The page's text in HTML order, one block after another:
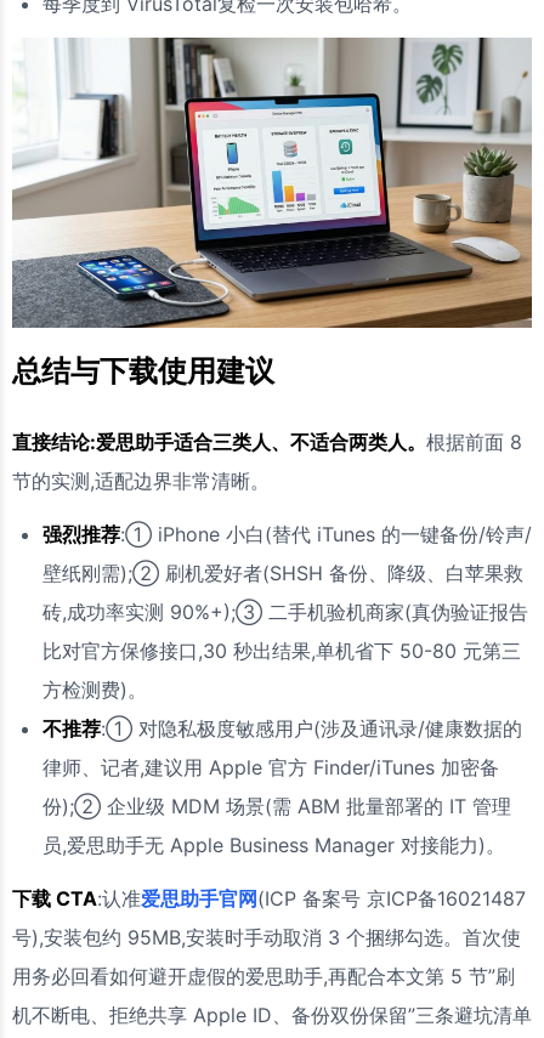
总结与下载使用建议
直接结论:爱思助手适合三类人、不适合两类人。 根据前面 8
节的实测,适配边界非常清晰。
强烈推荐:① iPhone 小白(替代 iTunes 的一键备份/铃声/
壁纸刚需);② 刷机爱好者(SHSH 备份、降级、白苹果救
砖,成功率实测 90%+);③ 二手机验机商家(真伪验证报告
比对官方保修接口,30 秒出结果,单机省下 50-80 元第三
方检测费)。
不推荐:① 对隐私极度敏感用户(涉及通讯录/健康数据的
律师、记者,建议用 Apple 官方 Finder/iTunes 加密备
份);② 企业级 MDM 场景(需 ABM 批量部署的 IT 管理
员,爱思助手无 Apple Business Manager 对接能力)。
下载 CTA:认准爱思助手官网(ICP 备案号 京ICP备16021487
号),安装包约 95MB,安装时手动取消 3 个捆绑勾选。首次使
用务必回看如何避开虚假的爱思助手,再配合本文第 5 节”刷
机不断电、拒绝共享 Apple ID、备份双份保留”三条避坑清单